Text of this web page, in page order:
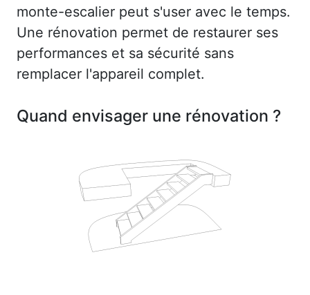
monte-escalier peut s'user avec le temps.
Une rénovation permet de restaurer ses
performances et sa sécurité sans
remplacer l'appareil complet.
Quand envisager une rénovation ?